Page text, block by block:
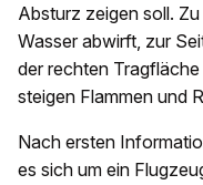
Absturz zeigen soll.
Wasser abwirft, zur
der rechten
steigen Flammen und
Nach ersten
es sich um ein